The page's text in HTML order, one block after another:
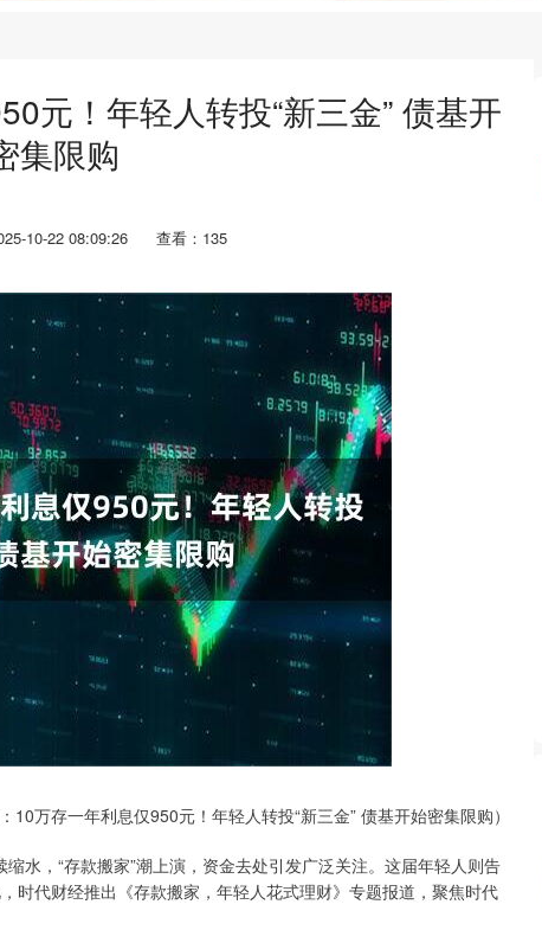
元！年轻人转投“新三金” 债基开
集限购
10-22 08:09:26 查看：135
：10万存一年利息仅950元！年轻人转投“新三金” 债基开始密集限购）
水，“存款搬家”潮上演，资金去处引发广泛关注。这届年轻人则告
时代财经推出《存款搬家，年轻人花式理财》专题报道，聚焦时代